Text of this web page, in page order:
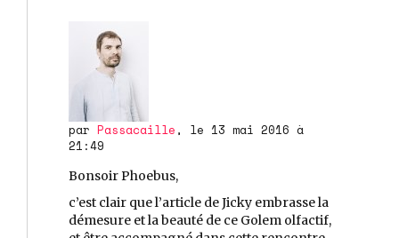
par Passacaille , le 13 mai 2016 à
21:49
Bonsoir Phoebus,
c’est clair que l’article de Jicky embrasse la
démesure et la beauté de ce Golem olfactif,